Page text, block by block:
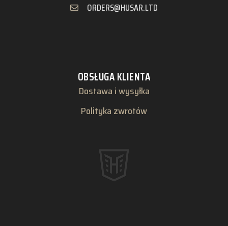
ORDERS@HUSAR.LTD
OBSŁUGA KLIENTA
Dostawa i wysyłka
Polityka zwrotów